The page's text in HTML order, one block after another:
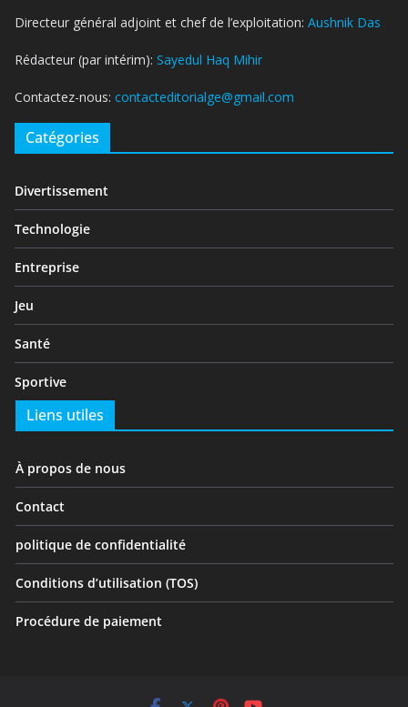
Directeur général adjoint et chef de l’exploitation: Aushnik Das
Rédacteur (par intérim): Sayedul Haq Mihir
Contactez-nous: contacteditorialge@gmail.com
Catégories
Divertissement
Technologie
Entreprise
Jeu
Santé
Sportive
Liens utiles
À propos de nous
Contact
politique de confidentialité
Conditions d’utilisation (TOS)
Procédure de paiement